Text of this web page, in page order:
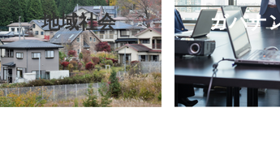
地域社会 ガバナ